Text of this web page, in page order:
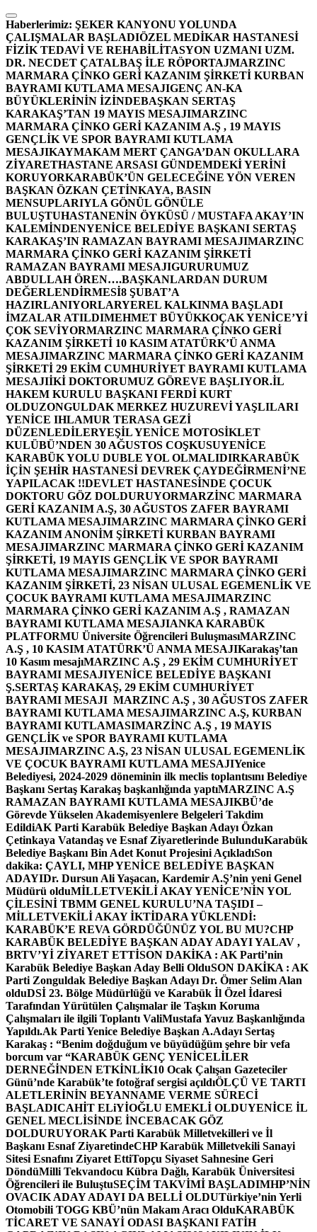
İçeriğe
atla
Haberlerimiz: ŞEKER KANYONU YOLUNDA
ÇALIŞMALAR BAŞLADIÖZEL MEDİKAR HASTANESİ
FİZİK TEDAVİ VE REHABİLİTASYON UZMANI UZM.
DR. NECDET ÇATALBAŞ İLE RÖPORTAJMARZINC
MARMARA ÇİNKO GERİ KAZANIM ŞİRKETİ KURBAN
BAYRAMI KUTLAMA MESAJIGENÇ AN-KA
BÜYÜKLERİNİN İZİNDEBAŞKAN SERTAŞ
KARAKAŞ’TAN 19 MAYIS MESAJIMARZINC
MARMARA ÇİNKO GERİ KAZANIM A.Ş , 19 MAYIS
GENÇLİK VE SPOR BAYRAMI KUTLAMA
MESAJIKAYMAKAM MERT ÇANGA’DAN OKULLARA
ZİYARETHASTANE ARSASI GÜNDEMDEKİ YERİNİ
KORUYORKARABÜK’ÜN GELECEĞİNE YÖN VEREN
BAŞKAN ÖZKAN ÇETİNKAYA, BASIN
MENSUPLARIYLA GÖNÜL GÖNÜLE
BULUŞTUHASTANENİN ÖYKÜSÜ / MUSTAFA AKAY’IN
KALEMİNDENYENİCE BELEDİYE BAŞKANI SERTAŞ
KARAKAŞ’IN RAMAZAN BAYRAMI MESAJIMARZINC
MARMARA ÇİNKO GERİ KAZANIM ŞİRKETİ
RAMAZAN BAYRAMI MESAJIGURURUMUZ
ABDULLAH ÖREN….BAŞKANLARDAN DURUM
DEĞERLENDİRMESİ8 ŞUBAT’A
HAZIRLANIYORLARYEREL KALKINMA BAŞLADI
İMZALAR ATILDIMEHMET BÜYÜKKOÇAK YENİCE’Yİ
ÇOK SEVİYORMARZINC MARMARA ÇİNKO GERİ
KAZANIM ŞİRKETİ 10 KASIM ATATÜRK’Ü ANMA
MESAJIMARZINC MARMARA ÇİNKO GERİ KAZANIM
ŞİRKETİ 29 EKİM CUMHURİYET BAYRAMI KUTLAMA
MESAJIİKİ DOKTORUMUZ GÖREVE BAŞLIYOR.İL
HAKEM KURULU BAŞKANI FERDİ KURT
OLDUZONGULDAK MERKEZ HUZUREVİ YAŞLILARI
YENİCE IHLAMUR TERASA GEZİ
DÜZENLEDİLERYEŞİL YENİCE MOTOSİKLET
KULÜBÜ’NDEN 30 AĞUSTOS COŞKUSUYENİCE
KARABÜK YOLU DUBLE YOL OLMALIDIRKARABÜK
İÇİN ŞEHİR HASTANESİ DEVREK ÇAYDEĞİRMENİ’NE
YAPILACAK !!DEVLET HASTANESİNDE ÇOCUK
DOKTORU GÖZ DOLDURUYORMARZİNC MARMARA
GERİ KAZANIM A.Ş, 30 AĞUSTOS ZAFER BAYRAMI
KUTLAMA MESAJIMARZINC MARMARA ÇİNKO GERİ
KAZANIM ANONİM ŞİRKETİ KURBAN BAYRAMI
MESAJIMARZINC MARMARA ÇİNKO GERİ KAZANIM
ŞİRKETİ, 19 MAYIS GENÇLİK VE SPOR BAYRAMI
KUTLAMA MESAJIMARZINC MARMARA ÇİNKO GERİ
KAZANIM ŞİRKETİ, 23 NİSAN ULUSAL EGEMENLİK VE
ÇOCUK BAYRAMI KUTLAMA MESAJIMARZINC
MARMARA ÇİNKO GERİ KAZANIM A.Ş , RAMAZAN
BAYRAMI KUTLAMA MESAJIANKA KARABÜK
PLATFORMU Üniversite Öğrencileri BuluşmasıMARZINC
A.Ş , 10 KASIM ATATÜRK’Ü ANMA MESAJIKarakaş’tan
10 Kasım mesajıMARZINC A.Ş , 29 EKİM CUMHURİYET
BAYRAMI MESAJIYENİCE BELEDİYE BAŞKANI
Ş.SERTAŞ KARAKAŞ, 29 EKİM CUMHURİYET
BAYRAMI MESAJI MARZINC A.Ş , 30 AĞUSTOS ZAFER
BAYRAMI KUTLAMA MESAJIMARZINC A.Ş, KURBAN
BAYRAMI KUTLAMASIMARZİNC A.Ş , 19 MAYIS
GENÇLİK ve SPOR BAYRAMI KUTLAMA
MESAJIMARZINC A.Ş, 23 NİSAN ULUSAL EGEMENLİK
VE ÇOCUK BAYRAMI KUTLAMA MESAJIYenice
Belediyesi, 2024-2029 döneminin ilk meclis toplantısını Belediye
Başkanı Sertaş Karakaş başkanlığında yaptıMARZINC A.Ş
RAMAZAN BAYRAMI KUTLAMA MESAJIKBÜ’de
Görevde Yükselen Akademisyenlere Belgeleri Takdim
EdildiAK Parti Karabük Belediye Başkan Adayı Özkan
Çetinkaya Vatandaş ve Esnaf Ziyaretlerinde BulunduKarabük
Belediye Başkanı Bin Adet Konut Projesini AçıkladıSon
dakika: ÇAYLI, MHP YENİCE BELEDİYE BAŞKAN
ADAYIDr. Dursun Ali Yaşacan, Kardemir A.Ş’nin yeni Genel
Müdürü olduMİLLETVEKİLİ AKAY YENİCE’NİN YOL
ÇİLESİNİ TBMM GENEL KURULU’NA TAŞIDI –
MİLLETVEKİLİ AKAY İKTİDARA YÜKLENDİ:
KARABÜK’E REVA GÖRDÜĞÜNÜZ YOL BU MU?CHP
KARABÜK BELEDİYE BAŞKAN ADAY ADAYI YALAV ,
BRTV’Yİ ZİYARET ETTİSON DAKİKA : AK Parti’nin
Karabük Belediye Başkan Aday Belli OlduSON DAKİKA : AK
Parti Zonguldak Belediye Başkan Adayı Dr. Ömer Selim Alan
olduDSİ 23. Bölge Müdürlüğü ve Karabük İl Özel İdaresi
Tarafından Yürütülen Çalışmalar ile Taşkın Koruma
Çalışmaları ile ilgili Toplantı ValiMustafa Yavuz Başkanlığında
Yapıldı.Ak Parti Yenice Belediye Başkan A.Adayı Sertaş
Karakaş : “Benim doğduğum ve büyüdüğüm şehre bir vefa
borcum var “KARABÜK GENÇ YENİCELİLER
DERNEĞİNDEN ETKİNLİK10 Ocak Çalışan Gazeteciler
Günü’nde Karabük’te fotoğraf sergisi açıldıÖLÇÜ VE TARTI
ALETLERİNİN BEYANNAME VERME SÜRECİ
BAŞLADICAHİT ELiYİOĞLU EMEKLİ OLDUYENİCE İL
GENEL MECLİSİNDE İNCEBACAK GÖZ
DOLDURUYORAK Parti Karabük Milletvekilleri ve İl
Başkanı Esnaf ZiyaretindeCHP Karabük Milletvekili Sanayi
Sitesi Esnafını Ziyaret EttiTopçu Siyaset Sahnesine Geri
DöndüMilli Tekvandocu Kübra Dağlı, Karabük Üniversitesi
Öğrencileri ile BuluştuSEÇİM TAKVİMİ BAŞLADIMHP’NİN
OVACIK ADAY ADAYI DA BELLİ OLDUTürkiye’nin Yerli
Otomobili TOGG KBÜ’nün Makam Aracı OlduKARABÜK
TİCARET VE SANAYİ ODASI BAŞKANI FATİH